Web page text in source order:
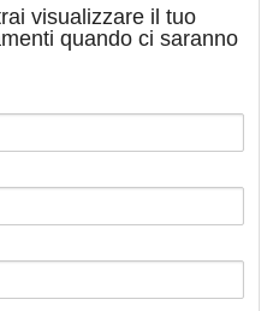
visualizzare il tuo
quando ci saranno